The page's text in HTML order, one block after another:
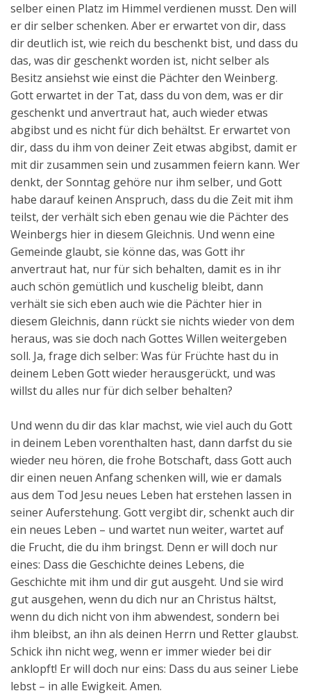
selber einen Platz im Himmel verdienen musst. Den will
er dir selber schenken. Aber er erwartet von dir, dass
dir deutlich ist, wie reich du beschenkt bist, und dass du
das, was dir geschenkt worden ist, nicht selber als
Besitz ansiehst wie einst die Pächter den Weinberg.
Gott erwartet in der Tat, dass du von dem, was er dir
geschenkt und anvertraut hat, auch wieder etwas
abgibst und es nicht für dich behältst. Er erwartet von
dir, dass du ihm von deiner Zeit etwas abgibst, damit er
mit dir zusammen sein und zusammen feiern kann. Wer
denkt, der Sonntag gehöre nur ihm selber, und Gott
habe darauf keinen Anspruch, dass du die Zeit mit ihm
teilst, der verhält sich eben genau wie die Pächter des
Weinbergs hier in diesem Gleichnis. Und wenn eine
Gemeinde glaubt, sie könne das, was Gott ihr
anvertraut hat, nur für sich behalten, damit es in ihr
auch schön gemütlich und kuschelig bleibt, dann
verhält sie sich eben auch wie die Pächter hier in
diesem Gleichnis, dann rückt sie nichts wieder von dem
heraus, was sie doch nach Gottes Willen weitergeben
soll. Ja, frage dich selber: Was für Früchte hast du in
deinem Leben Gott wieder herausgerückt, und was
willst du alles nur für dich selber behalten?
Und wenn du dir das klar machst, wie viel auch du Gott
in deinem Leben vorenthalten hast, dann darfst du sie
wieder neu hören, die frohe Botschaft, dass Gott auch
dir einen neuen Anfang schenken will, wie er damals
aus dem Tod Jesu neues Leben hat erstehen lassen in
seiner Auferstehung. Gott vergibt dir, schenkt auch dir
ein neues Leben – und wartet nun weiter, wartet auf
die Frucht, die du ihm bringst. Denn er will doch nur
eines: Dass die Geschichte deines Lebens, die
Geschichte mit ihm und dir gut ausgeht. Und sie wird
gut ausgehen, wenn du dich nur an Christus hältst,
wenn du dich nicht von ihm abwendest, sondern bei
ihm bleibst, an ihn als deinen Herrn und Retter glaubst.
Schick ihn nicht weg, wenn er immer wieder bei dir
anklopft! Er will doch nur eins: Dass du aus seiner Liebe
lebst – in alle Ewigkeit. Amen.